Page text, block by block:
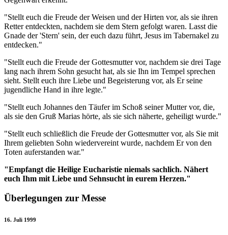
"Stellt euch die Freude der Weisen und der Hirten vor, als sie ihren
Retter entdeckten, nachdem sie dem Stern gefolgt waren. Lasst die
Gnade der 'Stern' sein, der euch dazu führt, Jesus im Tabernakel zu
entdecken."
"Stellt euch die Freude der Gottesmutter vor, nachdem sie drei Tage
lang nach ihrem Sohn gesucht hat, als sie Ihn im Tempel sprechen
sieht. Stellt euch ihre Liebe und Begeisterung vor, als Er seine
jugendliche Hand in ihre legte."
"Stellt euch Johannes den Täufer im Schoß seiner Mutter vor, die,
als sie den Gruß Marias hörte, als sie sich näherte, geheiligt wurde."
"Stellt euch schließlich die Freude der Gottesmutter vor, als Sie mit
Ihrem geliebten Sohn wiedervereint wurde, nachdem Er von den
Toten auferstanden war."
"Empfangt die Heilige Eucharistie niemals sachlich. Nähert
euch Ihm mit Liebe und Sehnsucht in eurem Herzen."
Überlegungen zur Messe
16. Juli 1999